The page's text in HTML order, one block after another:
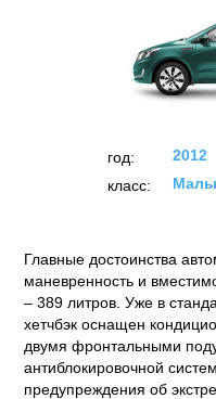
год:
2012
класс:
Главные достоинства
маневренность и
– 389 литров. Уже в
хетчбэк оснащен
двумя фронтальными
антиблокировочной
предупреждения об